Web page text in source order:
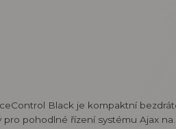
Black je kompaktní
pro pohodlné řízení systému Ajax na...